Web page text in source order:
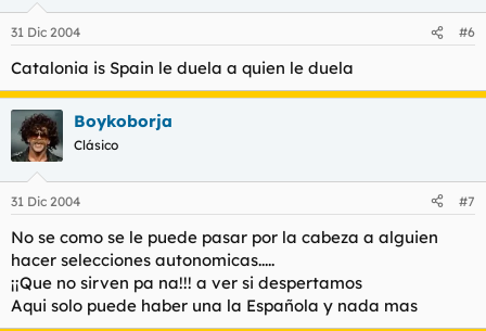
31 Dic 2004 #6
Catalonia is Spain le duela a quien le duela
Boykoborja
Clásico
31 Dic 2004 #7
No se como se le puede pasar por la cabeza a alguien
hacer selecciones autonomicas.....
¡¡Que no sirven pa na!!! a ver si despertamos
Aqui solo puede haber una la Española y nada mas